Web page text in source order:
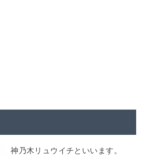
神乃木リュウイチといいます。